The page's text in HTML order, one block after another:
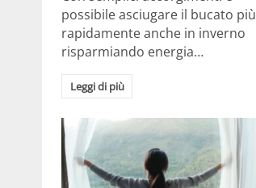
possibile asciugare il bucato più
rapidamente anche in inverno
risparmiando energia…
Leggi di più